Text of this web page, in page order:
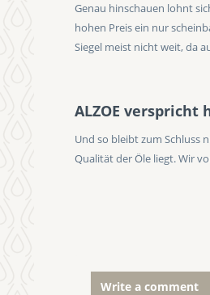
Genau hinschauen lohnt
hohen Preis ein nur
Siegel meist nicht weit, da
ALZOE verspricht
Und so bleibt zum Schluss
Qualität der Öle liegt. Wir
Write a comment